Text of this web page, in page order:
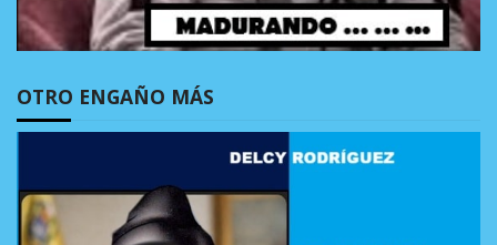
OTRO ENGAÑO MÁS